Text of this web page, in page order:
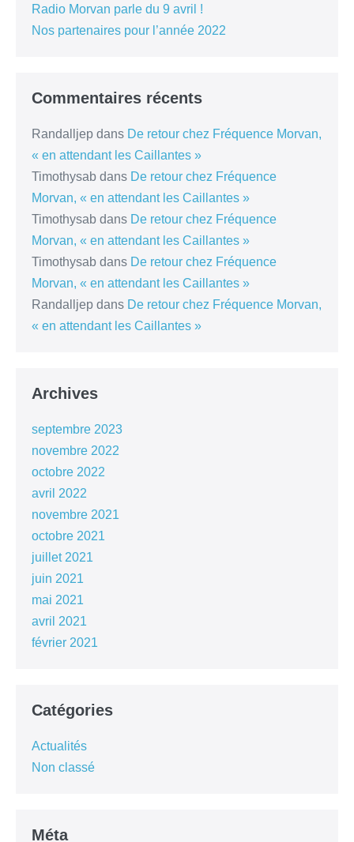
Radio Morvan parle du 9 avril !
Nos partenaires pour l’année 2022
Commentaires récents
Randalljep dans De retour chez Fréquence Morvan,
« en attendant les Caillantes »
Timothysab dans De retour chez Fréquence
Morvan, « en attendant les Caillantes »
Timothysab dans De retour chez Fréquence
Morvan, « en attendant les Caillantes »
Timothysab dans De retour chez Fréquence
Morvan, « en attendant les Caillantes »
Randalljep dans De retour chez Fréquence Morvan,
« en attendant les Caillantes »
Archives
septembre 2023
novembre 2022
octobre 2022
avril 2022
novembre 2021
octobre 2021
juillet 2021
juin 2021
mai 2021
avril 2021
février 2021
Catégories
Actualités
Non classé
Méta